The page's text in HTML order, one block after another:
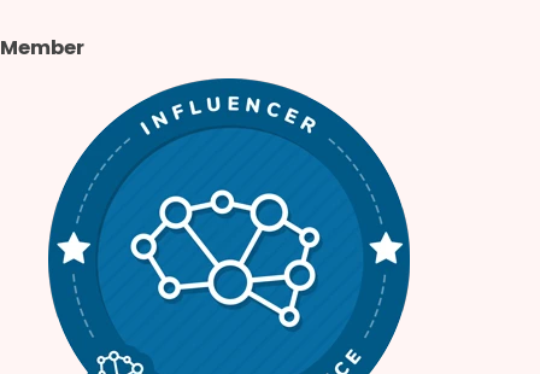
Member